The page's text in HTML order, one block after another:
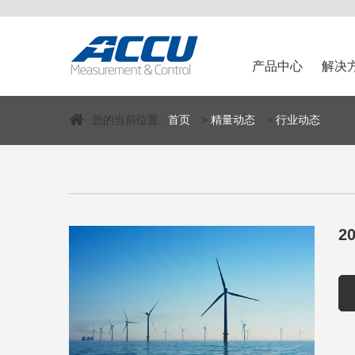
产品中心 解决
您的当前位置 : 首页 > 精量动态 > 行业动态